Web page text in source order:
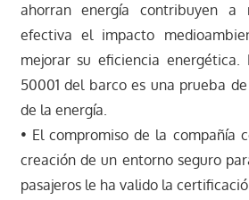
ahorran energía contribuyen a
efectiva el impacto
mejorar su eficiencia energética.
50001 del barco es una prueba
de la energía.
• El compromiso de la compañía
creación de un entorno seguro
pasajeros le ha valido la